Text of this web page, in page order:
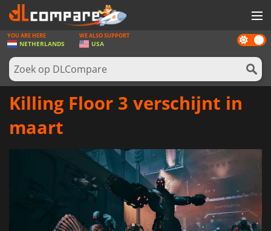
SPELLEN
GAME CARDS
SOFTWARE
LOG IN OF REGISTREER
Dark
mode
YOU ARE HERE
NETHERLANDS
WE ALSO SUPPORT
USA
Killing Floor 3 verschijnt in
maart